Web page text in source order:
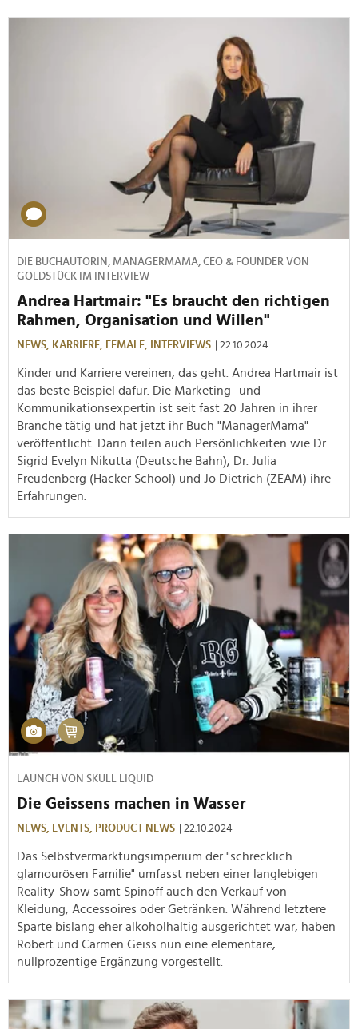
DIE BUCHAUTORIN, MANAGERMAMA, CEO & FOUNDER VON
GOLDSTÜCK IM INTERVIEW
Andrea Hartmair: "Es braucht den richtigen
Rahmen, Organisation und Willen"
NEWS, KARRIERE, FEMALE, INTERVIEWS | 22.10.2024
Kinder und Karriere vereinen, das geht. Andrea Hartmair ist
das beste Beispiel dafür. Die Marketing- und
Kommunikationsexpertin ist seit fast 20 Jahren in ihrer
Branche tätig und hat jetzt ihr Buch "ManagerMama"
veröffentlicht. Darin teilen auch Persönlichkeiten wie Dr.
Sigrid Evelyn Nikutta (Deutsche Bahn), Dr. Julia
Freudenberg (Hacker School) und Jo Dietrich (ZEAM) ihre
Erfahrungen.
LAUNCH VON SKULL LIQUID
Die Geissens machen in Wasser
NEWS, EVENTS, PRODUCT NEWS | 22.10.2024
Das Selbstvermarktungsimperium der "schrecklich
glamourösen Familie" umfasst neben einer langlebigen
Reality-Show samt Spinoff auch den Verkauf von
Kleidung, Accessoires oder Getränken. Während letztere
Sparte bislang eher alkoholhaltig ausgerichtet war, haben
Robert und Carmen Geiss nun eine elementare,
nullprozentige Ergänzung vorgestellt.